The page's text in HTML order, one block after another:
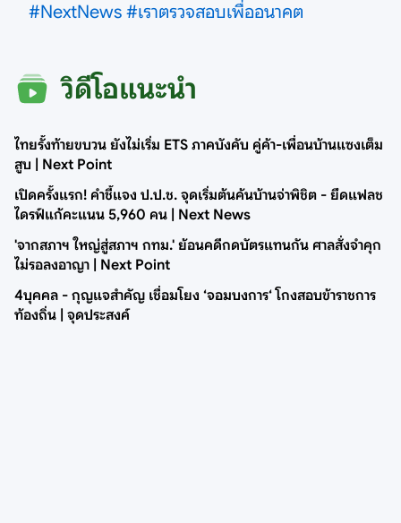
#NextNews #เราตรวจสอบเพื่ออนาคต
วิดีโอแนะนำ
ไทยรั้งท้ายขบวน ยังไม่เริ่ม ETS ภาคบังคับ คู่ค้า-เพื่อนบ้านแซงเต็ม
สูบ | Next Point
เปิดครั้งแรก! คำชี้แจง ป.ป.ช. จุดเริ่มต้นค้นบ้านจ่าพิชิต - ยึดแฟลช
ไดรฟ์แก้คะแนน 5,960 คน | Next News
'จากสภาฯ ใหญ่สู่สภาฯ กทม.' ย้อนคดีกดบัตรแทนกัน ศาลสั่งจำคุก
ไม่รอลงอาญา | Next Point
4บุคคล - กุญแจสำคัญ เชื่อมโยง ‘จอมบงการ‘ โกงสอบข้าราชการ
ท้องถิ่น | จุดประสงค์